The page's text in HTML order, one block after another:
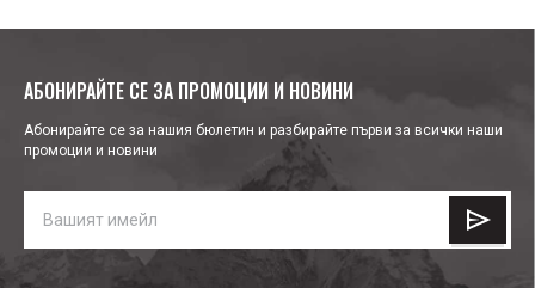
АБОНИРАЙТЕ СЕ ЗА ПРОМОЦИИ И НОВИНИ
Абонирайте се за нашия бюлетин и разбирайте първи за всички наши
промоции и новини